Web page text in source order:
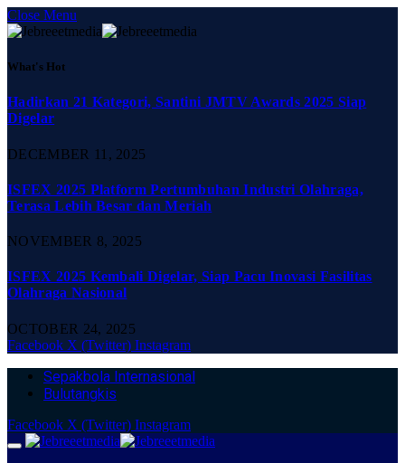
Close Menu
What's Hot
Hadirkan 21 Kategori, Santini JMTV Awards 2025 Siap
Digelar
DECEMBER 11, 2025
ISFEX 2025 Platform Pertumbuhan Industri Olahraga,
Terasa Lebih Besar dan Meriah
NOVEMBER 8, 2025
ISFEX 2025 Kembali Digelar, Siap Pacu Inovasi Fasilitas
Olahraga Nasional
OCTOBER 24, 2025
Facebook X (Twitter) Instagram
Sepakbola Internasional
Bulutangkis
Facebook X (Twitter) Instagram